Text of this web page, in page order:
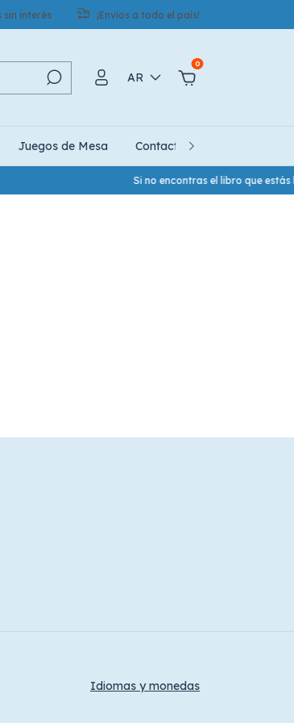
sin interés ¡Envíos a todo el país!
AR
0
Juegos de Mesa Contacto
Si no encontras el libro que estás
Idiomas y monedas